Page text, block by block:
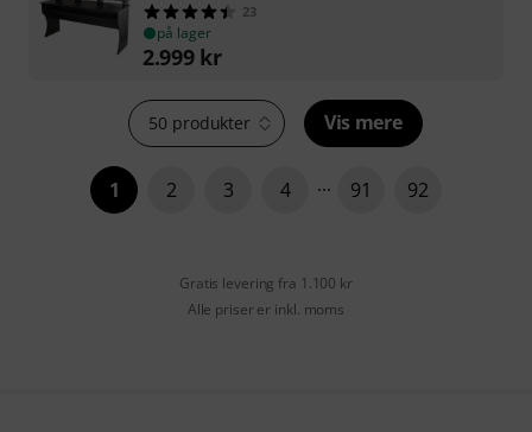
23
på lager
2.999 kr
50 produkter Vis mere
1 2 3 4 91 92
Gratis levering fra 1.100 kr
Alle priser er inkl. moms